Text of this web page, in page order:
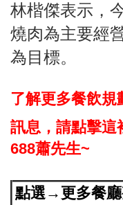
林楷傑表示，
燒肉為主要經
為目標。
了解更多餐飲規
訊息，請點擊這
688蕭先生~
點選→更多餐廳